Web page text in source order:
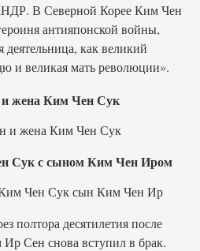
В Северной Корее Ким Чен
антияпонской войны,
как великий
и великая мать революции».
жена Ким Чен Сук
Сук с сыном Ким Чен Иром
полтора десятилетия после
Сен снова вступил в брак.